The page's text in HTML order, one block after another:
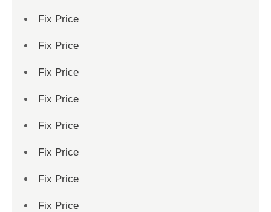
Fix Price
Fix Price
Fix Price
Fix Price
Fix Price
Fix Price
Fix Price
Fix Price